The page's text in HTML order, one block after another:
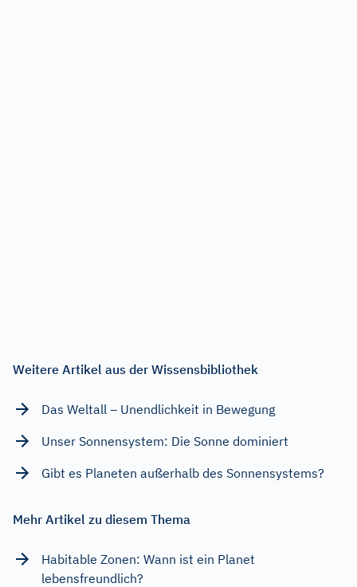
Weitere Artikel aus der Wissensbibliothek
Das Weltall – Unendlichkeit in Bewegung
Unser Sonnensystem: Die Sonne dominiert
Gibt es Planeten außerhalb des Sonnensystems?
Mehr Artikel zu diesem Thema
Habitable Zonen: Wann ist ein Planet
lebensfreundlich?